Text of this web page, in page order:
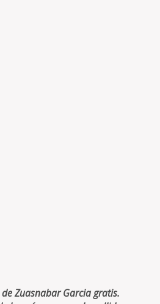
Zuasnabar Garcia gratis.